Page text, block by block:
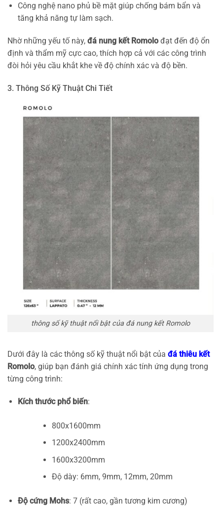
Công nghệ nano phủ bề mặt giúp chống bám bẩn và
tăng khả năng tự làm sạch.
Nhờ những yếu tố này, đá nung kết Romolo đạt đến độ ổn
định và thẩm mỹ cực cao, thích hợp cả với các công trình
đòi hỏi yêu cầu khắt khe về độ chính xác và độ bền.
3. Thông Số Kỹ Thuật Chi Tiết
thông số kỹ thuật nổi bật của đá nung kết Romolo
Dưới đây là các thông số kỹ thuật nổi bật của đá thiêu kết
Romolo, giúp bạn đánh giá chính xác tính ứng dụng trong
từng công trình:
Kích thước phổ biến:
800x1600mm
1200x2400mm
1600x3200mm
Độ dày: 6mm, 9mm, 12mm, 20mm
Độ cứng Mohs: 7 (rất cao, gần tương kim cương)